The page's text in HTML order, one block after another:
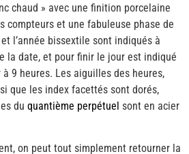
chaud » avec une finition porcelaine
compteurs et une fabuleuse phase de
l’année bissextile sont indiqués à
la date, et pour finir le jour est indiqué
9 heures. Les aiguilles des heures,
que les index facettés sont dorés,
du quantième perpétuel sont en acier
on peut tout simplement retourner la